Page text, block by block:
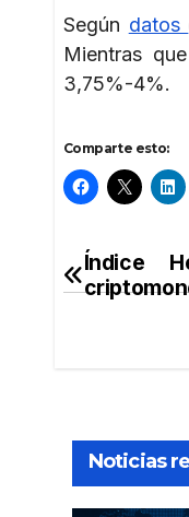
Según datos
Mientras
3,75%-4%.
Comparte esto:
Índice
Noticias